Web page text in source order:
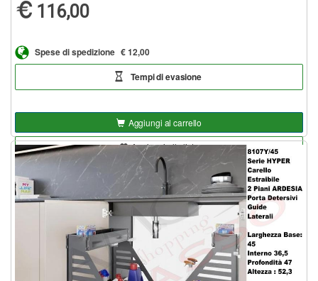
116,00
Spese di spedizione € 12,00
Tempi di evasione
Aggiungi al carrello
Aggiungi alla lista